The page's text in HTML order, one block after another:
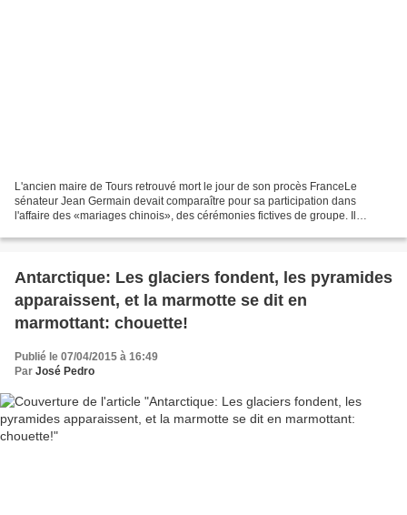
L'ancien maire de Tours retrouvé mort le jour de son procès FranceLe
sénateur Jean Germain devait comparaître pour sa participation dans
l'affaire des «mariages chinois», des cérémonies fictives de groupe. Il
Antarctique: Les glaciers fondent, les pyramides
apparaissent, et la marmotte se dit en
marmottant: chouette!
Publié le 07/04/2015 à 16:49
Par José Pedro